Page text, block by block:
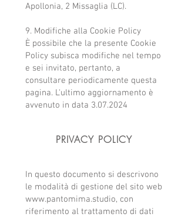
Apollonia, 2 Missaglia (LC).
9. Modifiche alla Cookie Policy
È possibile che la presente Cookie
Policy subisca modifiche nel tempo
e sei invitato, pertanto, a
consultare periodicamente questa
pagina. L'ultimo aggiornamento è
avvenuto in data 3.07.2024
PRIVACY POLICY
In questo documento si descrivono
le modalità di gestione del sito web
www.pantomima.studio, con
riferimento al trattamento di dati